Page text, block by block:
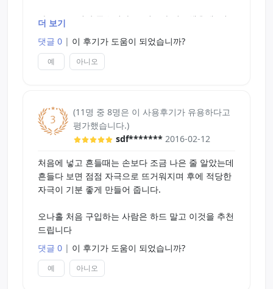
자극 - C - 일단 좋습니다. 로린코와 비교했을때, 저
오리지널은 꽤 오래했습니다... 그리고 저 클로버 모
양의 입구깊이가 너무 강제적인 인위적 쾌감을 줍니
다. 로린코는 가볍게 덮어주면서 절 바로 사정하게
세척/내구 - B - 단일소재라 정말 편하더군요. 오나홀
클리너로 진짜 금방 세척했습니다. 내구도도 가격대
비에 비해 꽤 오래 사용할수 있을거같네요.
가성비 - A - 최강입니다. 2만원내에서 이정도의 오
나홀이 과연 더 있을지 의심스럽군요.
곧휴 전체를 포근히 감싸주면서 자극을 주는 오나홀
은 로린코가 훨씬 좋았구요 아프지도 않고... 버진 루
프도 자극으로는 나쁘지 않지만, 그 클로버모양의 입
구가 곧휴를 긁는 것같은 강제적인 쾌감이라 사정하
더 보기
댓글 0 | 이 후기가 도움이 되었습니까?
예 아니오
(11명 중 8명은 이 사용후기가 유용하다고
평가했습니다.)
sdf******* 2016-02-12
처음에 넣고 흔들때는 손보다 조금 나은 줄 알았는데
흔들다 보면 점점 자극으로 뜨거워지며 후에 적당한
자극이 기분 좋게 만들어 줍니다.
오나홀 처음 구입하는 사람은 하드 말고 이것을 추천
드립니다
댓글 0 | 이 후기가 도움이 되었습니까?
예 아니오